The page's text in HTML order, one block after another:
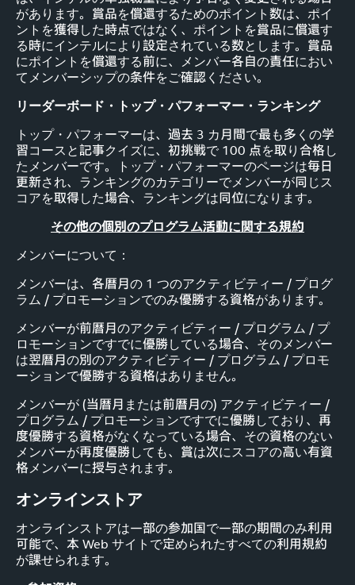
があります。賞品を償還するためのポイント数は、ポイ
ントを獲得した時点ではなく、ポイントを賞品に償還す
る時にインテルにより設定されている数とします。賞品
にポイントを償還する前に、メンバー各自の責任におい
てメンバーシップの条件をご確認ください。
リーダーボード・トップ・パフォーマー・ランキング
トップ・パフォーマーは、過去 3 カ月間で最も多くの学
習コースと記事クイズに、初挑戦で 100 点を取り合格し
たメンバーです。トップ・パフォーマーのページは毎日
更新され、ランキングのカテゴリーでメンバーが同じス
コアを取得した場合、ランキングは同位になります。
その他の個別のプログラム活動に関する規約
メンバーについて：
メンバーは、各暦月の 1 つのアクティビティー / プログ
ラム / プロモーションでのみ優勝する資格があります。
メンバーが前暦月のアクティビティー / プログラム / プ
ロモーションですでに優勝している場合、そのメンバー
は翌暦月の別のアクティビティー / プログラム / プロモ
ーションで優勝する資格はありません。
メンバーが (当暦月または前暦月の) アクティビティー /
プログラム / プロモーションですでに優勝しており、再
度優勝する資格がなくなっている場合、その資格のない
メンバーが再度優勝しても、賞は次にスコアの高い有資
格メンバーに授与されます。
オンラインストア
オンラインストアは一部の参加国で一部の期間のみ利用
可能で、本 Web サイトで定められたすべての利用規約
が課せられます。